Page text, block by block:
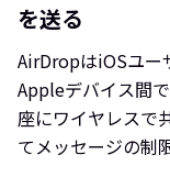
を送る
AirDropはiOSユー
Appleデバイス間
座にワイヤレスで
てメッセージの制